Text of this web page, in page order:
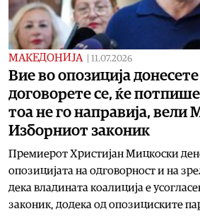
МАКЕДОНИЈА 11.07.2026
Вие во опозиција
договорете се, ќе
тоа не го направија, вели
Изборниот законик
Премиерот Христијан Мицкоски
опозицијата на одговорност и на
дека владината коалиција е
законик, додека од опозициските